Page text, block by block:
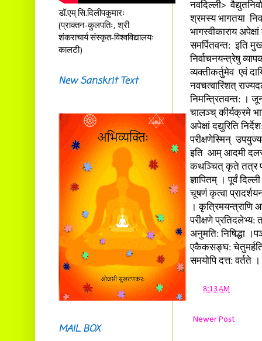
नवदिल्ली>
श्रमस्य भागतया
भागस्वीकाराय
समर्पितवन्त: इति
निर्वाचनयन्त्रेषु
व्यक्तीकर्तुमेव एवं
नवचत्वारिंशत्
निमन्त्रितवन्त: ।
चालञ्च् कीर्यक्रमे
अपेक्षां दद्युरिति
परीक्षणेस्मिन्
इति आम् आदमी दलस्य
कथञ्चित् कृते तत्र
ज्ञापितम् । पूर्वं
चूषणं कृत्वा
। कृत्रिमयन्त्राणि
परीक्षणे प्रतिदलेभ्य:
अनुमति: निषिद्धा
एकैकसङ्घ: चेतुमर्हति
समयोपि दत्त: वर्तते
8:13 AM
Newer Post
डॉ.एम् सि.दिलीपकुमारः
(प्राक्तन-कुलपतिः, श्री
शंकराचार्य संस्कृत-विश्वविद्यालयः
कालटी)
New Sanskrit Text
MAIL BOX